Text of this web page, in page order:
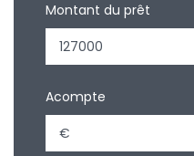
Montant du prêt
Acompte